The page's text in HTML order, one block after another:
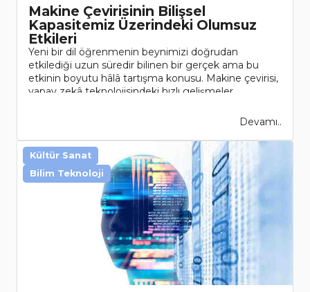
Makine Çevirisinin Bilişsel
Kapasitemiz Üzerindeki Olumsuz
Etkileri
Yeni bir dil öğrenmenin beynimizi doğrudan
etkilediği uzun süredir bilinen bir gerçek ama bu
etkinin boyutu hâlâ tartışma konusu. Makine çevirisi,
yapay zekâ teknolojisindeki hızlı gelişmeler
Devamı..
Kültür Sanat
Bilim Teknoloji